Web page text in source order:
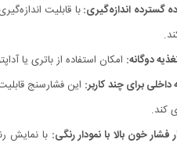
گسترده اندازه‌گیری:
دوگانه: امکان استفاده از باتری یا
برای چند کاربر: این فشارسنج
کند.
خون بالا با نمودار رنگی: با نمایش